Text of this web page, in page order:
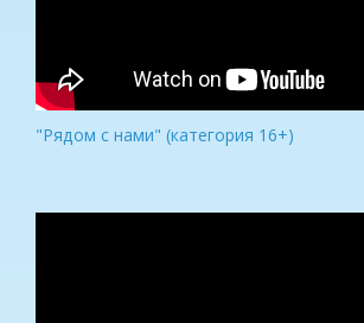
"Рядом с нами" (категория 16+)